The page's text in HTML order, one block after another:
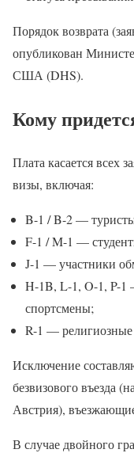
Порядок возврата
опубликован
США (DHS).
Кому
Плата касается всех
визы, включая:
B-1 / B-2 —
F-1 / M-1 —
J-1 — участники
H-1B, L-1, O-1, P-1
спортсмены;
R-1 — религиозные
Исключение
безвизового въезда
Австрия),
В случае двойного